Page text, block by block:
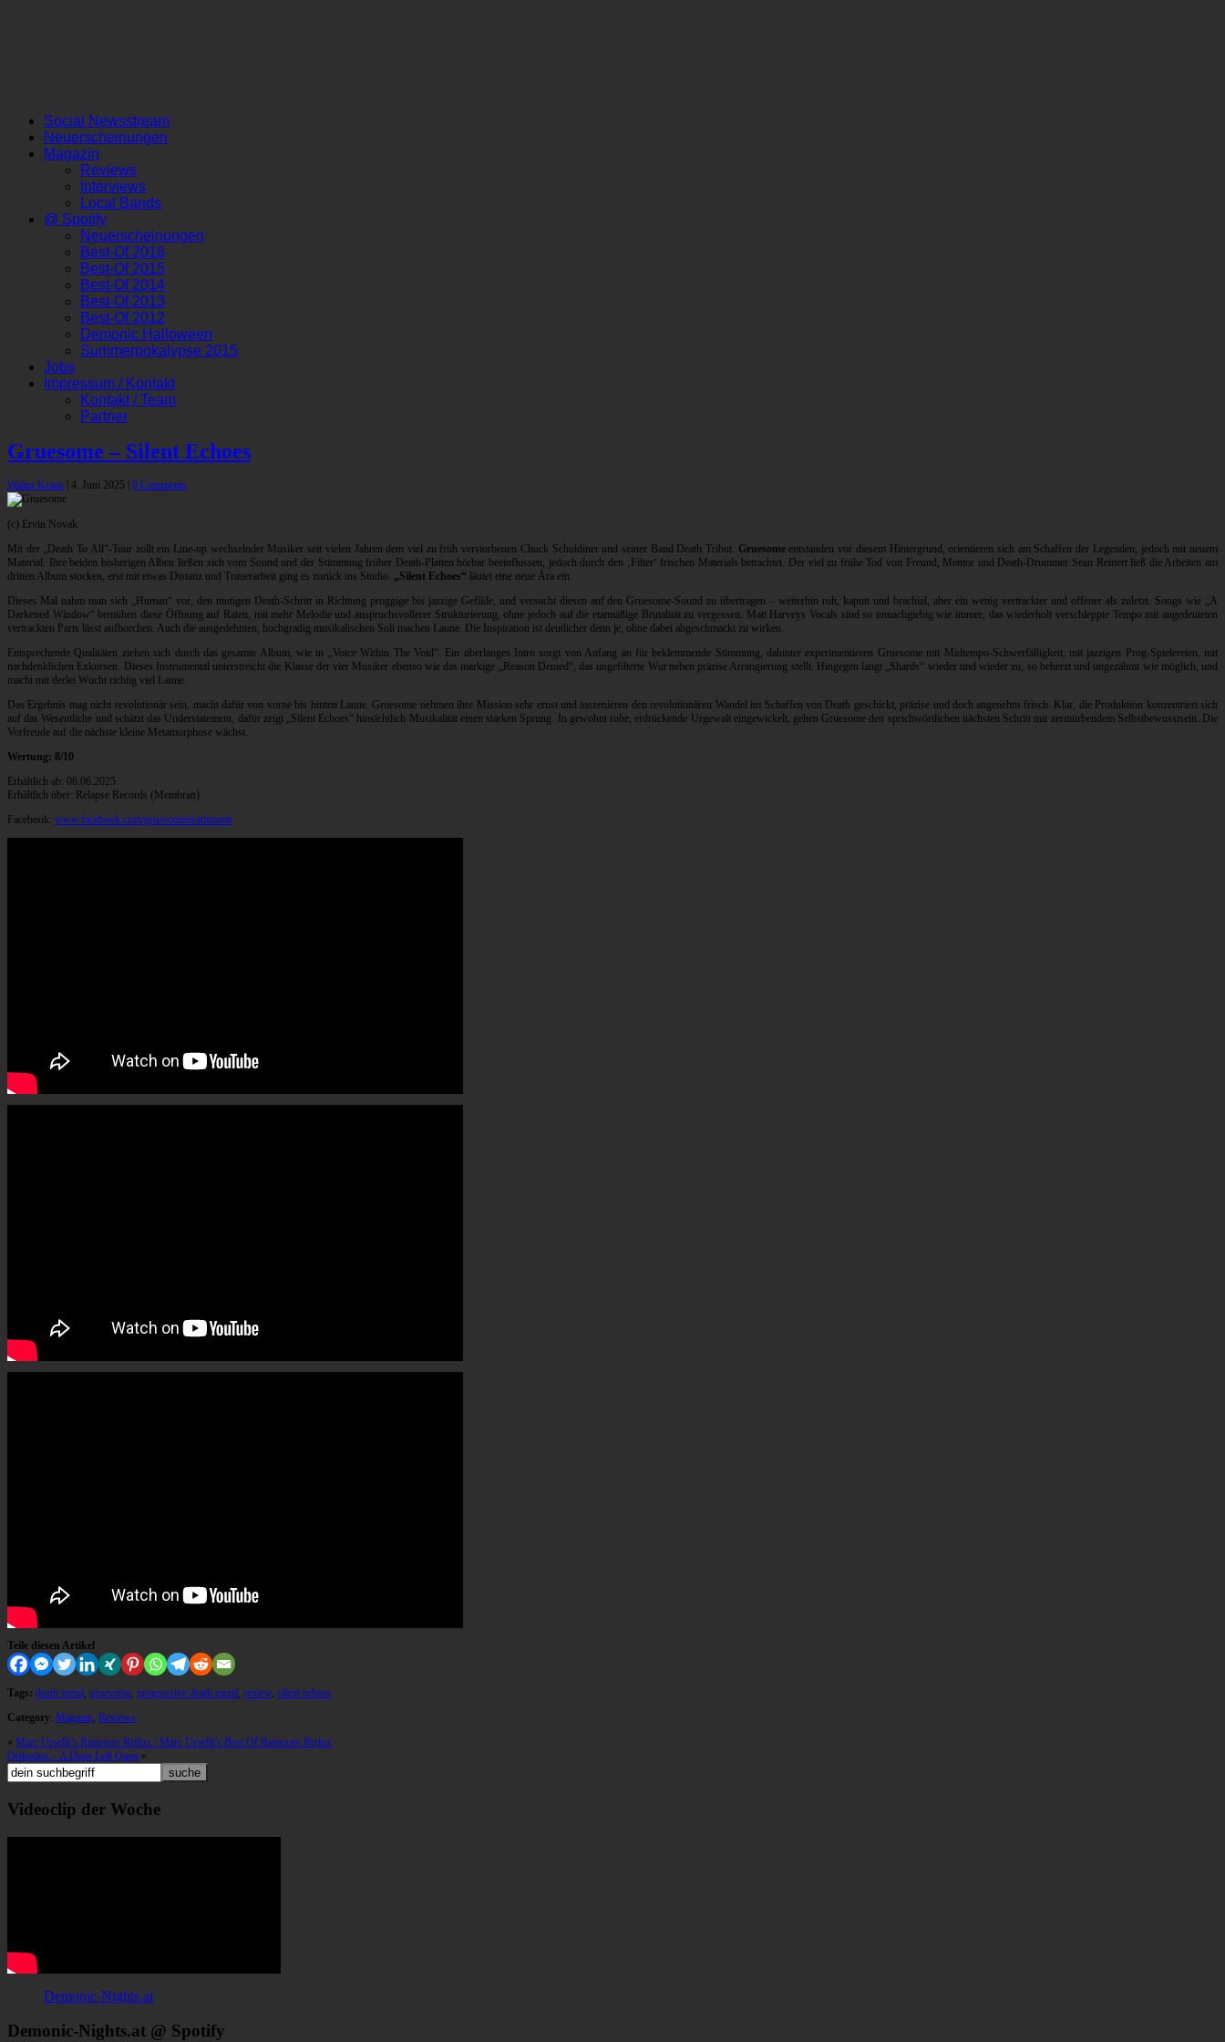
Social Newsstream
Neuerscheinungen
Magazin
Reviews
Interviews
Local Bands
@ Spotify
Neuerscheinungen
Best-Of 2016
Best-Of 2015
Best-Of 2014
Best-Of 2013
Best-Of 2012
Demonic Halloween
Summerpokalypse 2015
Jobs
Impressum / Kontakt
Kontakt / Team
Partner
Gruesome – Silent Echoes
Walter Kraus 4. Juni 2025 0 Comments
(c) Ervin Novak
Mit der „Death To All“-Tour zollt ein Line-up wechselnder Musiker seit vielen Jahren dem viel zu früh verstorbenen Chuck Schuldiner und seiner Band Death Tribut. Gruesomeentstanden vor diesem Hintergrund, orientieren sich am Schaffen der Legenden, jedoch mit neuem
Material. Ihre beiden bisherigen Alben ließen sich vom Sound und der Stimmung früher Death-Platten hörbar beeinflussen, jedoch durch den ‚Filter‘ frischen Materials betrachtet. Der viel zu frühe Tod von Freund, Mentor und Death-Drummer Sean Reinert ließ die Arbeiten am
dritten Album stocken, erst mit etwas Distanz und Trauerarbeit ging es zurück ins Studio. „Silent Echoes“ läutet eine neue Ära ein.
Dieses Mal nahm man sich „Human“ vor, den mutigen Death-Schritt in Richtung proggige bis jazzige Gefilde, und versucht diesen auf den Gruesome-Sound zu übertragen – weiterhin roh, kaputt und brachial, aber ein wenig vertrackter und offener als zuletzt. Songs wie „A
Darkened Window“ bemühen diese Öffnung auf Raten, mit mehr Melodie und anspruchsvollerer Strukturierung, ohne jedoch auf die etatmäßige Brutalität zu vergessen. Matt Harveys Vocals sind so unnachgiebig wie immer, das wiederholt verschleppte Tempo mit angedeuteten
vertrackten Parts lässt aufhorchen. Auch die ausgedehnten, hochgradig musikalischen Soli machen Laune. Die Inspiration ist deutlicher denn je, ohne dabei abgeschmackt zu wirken.
Entsprechende Qualitäten ziehen sich durch das gesamte Album, wie in „Voice Within The Void“. Ein überlanges Intro sorgt von Anfang an für beklemmende Stimmung, dahinter experimentieren Gruesome mit Midtempo-Schwerfälligkeit, mit jazzigen Prog-Spielereien, mit
nachdenklichen Exkursen. Dieses Instrumental unterstreicht die Klasse der vier Musiker ebenso wie das markige „Reason Denied“, das ungefilterte Wut neben präzise Arrangierung stellt. Hingegen langt „Shards“ wieder und wieder zu, so beherzt und ungezähmt wie möglich, und
macht mit derlei Wucht richtig viel Laune.
Das Ergebnis mag nicht revolutionär sein, macht dafür von vorne bis hinten Laune. Gruesome nehmen ihre Mission sehr ernst und inszenieren den revolutionären Wandel im Schaffen von Death geschickt, präzise und doch angenehm frisch. Klar, die Produktion konzentriert sich
auf das Wesentliche und schätzt das Understatement, dafür zeigt „Silent Echoes“ hinsichtlich Musikalität einen starken Sprung. In gewohnt rohe, erdrückende Urgewalt eingewickelt, gehen Gruesome den sprichwörtlichen nächsten Schritt mit zermürbendem Selbstbewusstsein. Die
Vorfreude auf die nächste kleine Metamorphose wächst.
Wertung: 8/10
Erhältlich ab: 06.06.2025
Erhältlich über: Relapse Records (Membran)
Facebook: www.facebook.com/gruesomedeathmetal
Teile diesen Artikel
Tags: death metal, gruesome, progressive death metal, review, silent echoes
Category: Magazin, Reviews
« Marc Urselli’s Ramones Redux / Marc Urselli’s Best Of Ramones Redux
Orthodox – A Door Left Open »
Videoclip der Woche
Demonic-Nights.at
Demonic-Nights.at @ Spotify